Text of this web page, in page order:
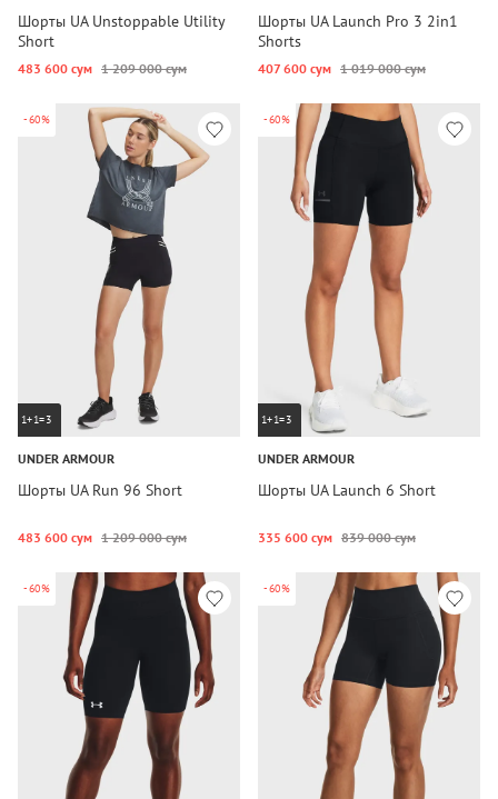
Шорты UA Unstoppable Utility
Short
483 600 сум 1 209 000 сум
Шорты UA Launch Pro 3 2in1
Shorts
407 600 сум 1 019 000 сум
-60%
1+1=3
UNDER ARMOUR
Шорты UA Run 96 Short
483 600 сум 1 209 000 сум
-60%
1+1=3
UNDER ARMOUR
Шорты UA Launch 6 Short
335 600 сум 839 000 сум
-60% -60%